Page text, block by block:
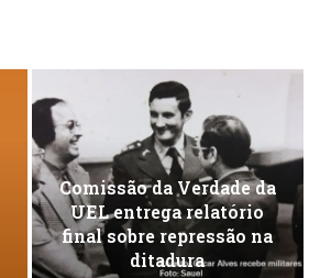
Comissão da Verdade da
UEL entrega relatório
final sobre repressão na
ditadura